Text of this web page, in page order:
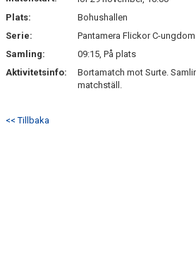
Plats:
Bohushallen
Serie:
Pantamera Flickor C-ungdom
Samling:
09:15, På plats
Aktivitetsinfo:
Bortamatch mot Surte.
matchställ.
<< Tillbaka